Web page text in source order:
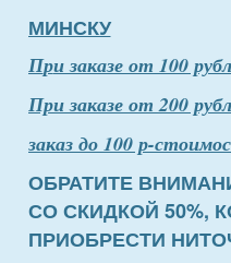
МИНСКУ
При заказе от 100
При заказе от 200
заказ до 100 р-
ОБРАТИТЕ
СО СКИДКОЙ
ПРИОБРЕСТИ